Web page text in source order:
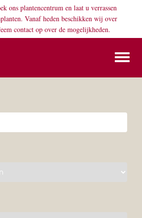
ons plantencentrum en laat u verrassen
Vanaf heden beschikken wij over
contact op over de mogelijkheden.